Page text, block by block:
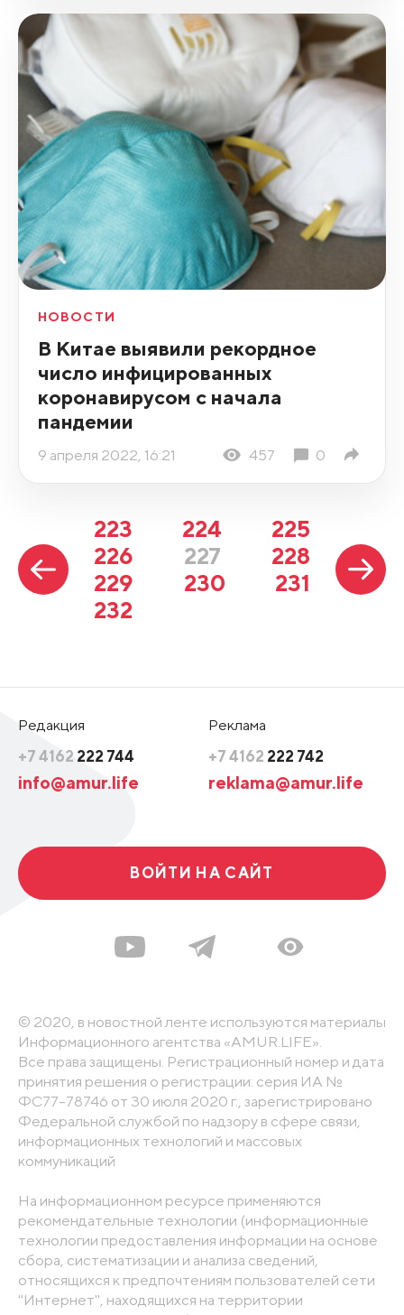
НОВОСТИ
В Китае выявили рекордное
число инфицированных
коронавирусом с начала
пандемии
9 апреля 2022, 16:21 457 0
223 224
225
226
227
228
229
230
231
232
Редакция
+7 4162 222 744
info@amur.life
Реклама
+7 4162 222 742
reklama@amur.life
ВОЙТИ НА САЙТ
© 2020, в новостной ленте используются материалы
Информационного агентства «AMUR.LIFE».
Все права защищены. Регистрационный номер и дата
принятия решения о регистрации: серия ИА №
ФС77-78746 от 30 июля 2020 г., зарегистрировано
Федеральной службой по надзору в сфере связи,
информационных технологий и массовых
коммуникаций
На информационном ресурсе применяются
рекомендательные технологии (информационные
технологии предоставления информации на основе
сбора, систематизации и анализа сведений,
относящихся к предпочтениям пользователей сети
"Интернет", находящихся на территории